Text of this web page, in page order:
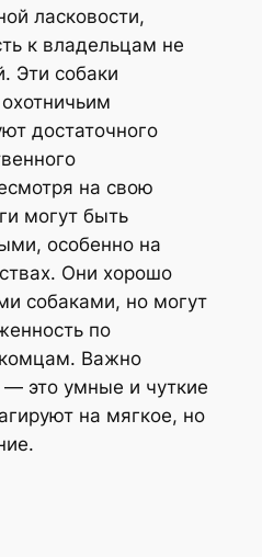
ласковости,
к владельцам не
Эти собаки
достаточного
на свою
могут быть
особенно на
Они хорошо
собаками, но могут
по
Важно
— это умные и чуткие
на мягкое, но